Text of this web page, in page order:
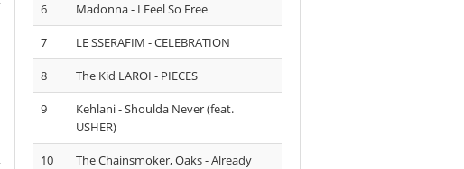
6 Madonna - I Feel So Free
7 LE SSERAFIM - CELEBRATION
8 The Kid LAROI - PIECES
9
Kehlani - Shoulda Never (feat.
USHER)
10
The Chainsmoker, Oaks - Already